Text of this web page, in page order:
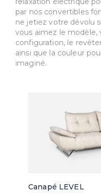
par nos convertibles
ne jetiez votre dévolu
vous aimez le modèle,
configuration, le
ainsi que la couleur
imaginé.
Canapé LEVEL